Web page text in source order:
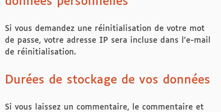
Si vous demandez une réinitialisation de votre mot
de passe, votre adresse IP sera incluse dans l’e-mail
de réinitialisation.
Durées de stockage de vos données
Si vous laissez un commentaire, le commentaire et